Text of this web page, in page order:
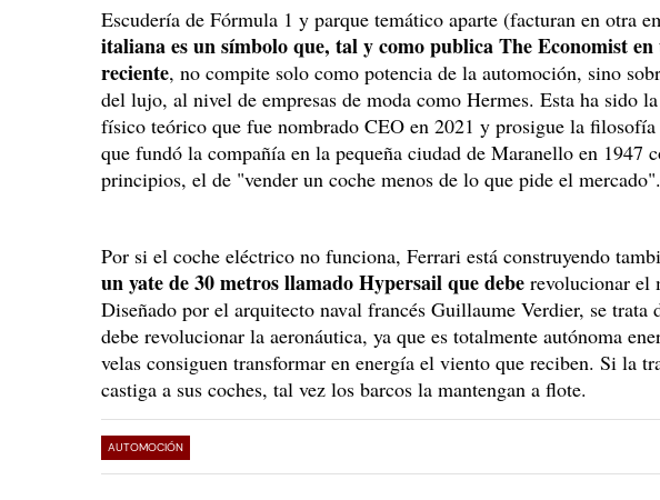
Escudería de Fórmula 1 y parque temático aparte (facturan en otra
italiana es un símbolo que, tal y como publica The Economist
reciente, no compite solo como potencia de la automoción, sino
del lujo, al nivel de empresas de moda como Hermes. Esta ha sido
físico teórico que fue nombrado CEO en 2021 y prosigue la
que fundó la compañía en la pequeña ciudad de Maranello en 1947
principios, el de "vender un coche menos de lo que pide el mercado".
Por si el coche eléctrico no funciona, Ferrari está construyendo
un yate de 30 metros llamado Hypersail que debe revolucionar el
Diseñado por el arquitecto naval francés Guillaume Verdier, se trata
debe revolucionar la aeronáutica, ya que es totalmente autónoma
velas consiguen transformar en energía el viento que reciben. Si la
castiga a sus coches, tal vez los barcos la mantengan a flote.
AUTOMOCIÓN